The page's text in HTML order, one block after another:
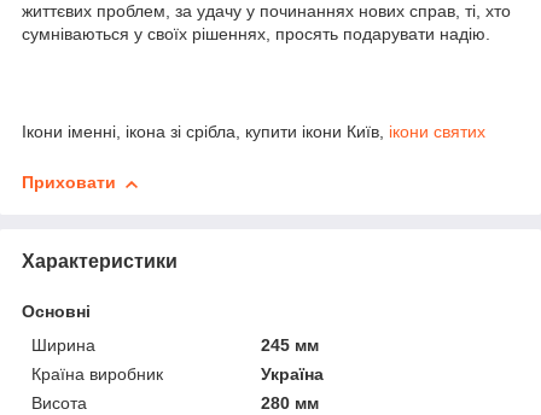
життєвих проблем, за удачу у починаннях нових справ, ті, хто
сумніваються у своїх рішеннях, просять подарувати надію.
Ікони іменні, ікона зі срібла, купити ікони Київ, ікони святих
Приховати
Характеристики
Основні
Ширина
245 мм
Країна виробник
Україна
Висота
280 мм